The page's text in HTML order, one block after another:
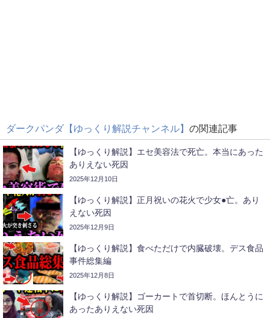
ダークパンダ【ゆっくり解説チャンネル】 の関連記事
【ゆっくり解説】エセ美容法で死亡。本当にあった
ありえない死因
2025年12月10日
【ゆっくり解説】正月祝いの花火で少女●亡。あり
えない死因
2025年12月9日
【ゆっくり解説】食べただけで内臓破壊。デス食品
事件総集編
2025年12月8日
【ゆっくり解説】ゴーカートで首切断。ほんとうに
あったありえない死因